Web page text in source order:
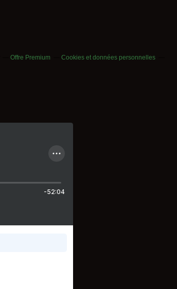
Offre Premium
Cookies et données personnelles
-52:04